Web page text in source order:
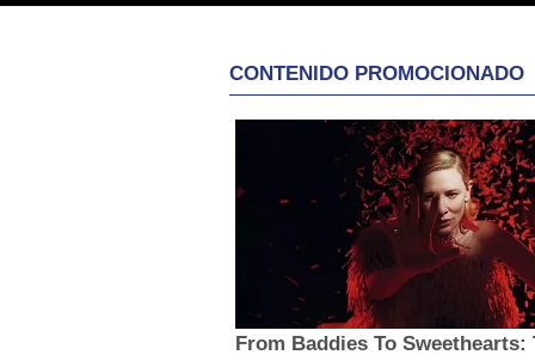
CONTENIDO PROMOCIONADO
From Baddies To Sweethearts: